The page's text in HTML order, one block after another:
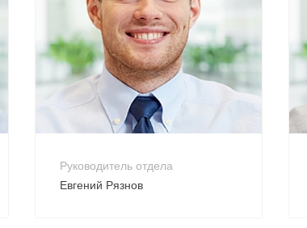
Руководитель отдела
Евгений Рязнов
+7 800 900-80-90
no-reply@intecweb.ru